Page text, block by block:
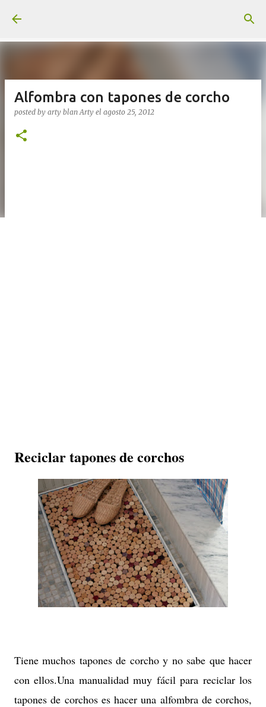
Alfombra con tapones de corcho
posted by arty blanArty el agosto 25, 2012
Reciclar tapones de corchos
Tiene muchos tapones de corcho y no sabe que hacer
con ellos.Una manualidad muy fácil para reciclar los
tapones de corchos es hacer una alfombra de corchos,